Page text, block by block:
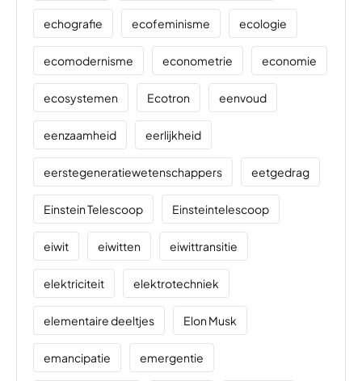
echografie ecofeminisme ecologie
ecomodernisme econometrie economie
ecosystemen Ecotron eenvoud
eenzaamheid eerlijkheid
eerstegeneratiewetenschappers eetgedrag
Einstein Telescoop Einsteintelescoop
eiwit eiwitten eiwittransitie
elektriciteit elektrotechniek
elementaire deeltjes Elon Musk
emancipatie emergentie